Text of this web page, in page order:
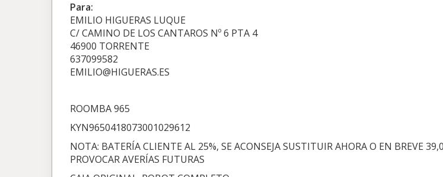
Para:
EMILIO HIGUERAS LUQUE
C/ CAMINO DE LOS CANTAROS Nº 6 PTA 4
46900 TORRENTE
637099582
EMILIO@HIGUERAS.ES
ROOMBA 965
KYN9650418073001029612
NOTA: BATERÍA CLIENTE AL 25%, SE ACONSEJA SUSTITUIR AHORA O EN BREVE
PROVOCAR AVERÍAS FUTURAS